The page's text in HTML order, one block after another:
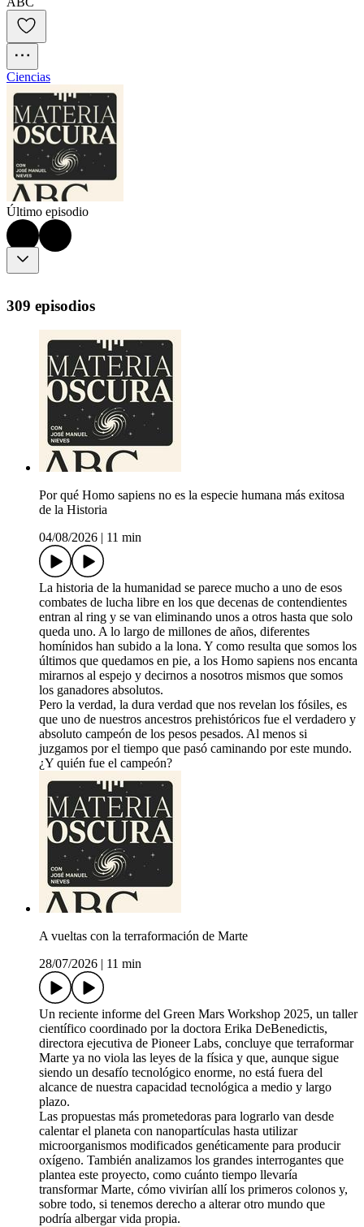
Ciencias
Último episodio
309 episodios
Por qué Homo sapiens no es la especie humana más exitosa
de la Historia
04/08/2026
11 min
La historia de la humanidad se parece mucho a uno de esos
combates de lucha libre en los que decenas de contendientes
entran al ring y se van eliminando unos a otros hasta que solo
queda uno. A lo largo de millones de años, diferentes
homínidos han subido a la lona. Y como resulta que somos los
últimos que quedamos en pie, a los Homo sapiens nos encanta
mirarnos al espejo y decirnos a nosotros mismos que somos
los ganadores absolutos.
Pero la verdad, la dura verdad que nos revelan los fósiles, es
que uno de nuestros ancestros prehistóricos fue el verdadero y
absoluto campeón de los pesos pesados. Al menos si
juzgamos por el tiempo que pasó caminando por este mundo.
¿Y quién fue el campeón?
A vueltas con la terraformación de Marte
28/07/2026
11 min
Un reciente informe del Green Mars Workshop 2025, un taller
científico coordinado por la doctora Erika DeBenedictis,
directora ejecutiva de Pioneer Labs, concluye que terraformar
Marte ya no viola las leyes de la física y que, aunque sigue
siendo un desafío tecnológico enorme, no está fuera del
alcance de nuestra capacidad tecnológica a medio y largo
plazo.
Las propuestas más prometedoras para lograrlo van desde
calentar el planeta con nanopartículas hasta utilizar
microorganismos modificados genéticamente para producir
oxígeno. También analizamos los grandes interrogantes que
plantea este proyecto, como cuánto tiempo llevaría
transformar Marte, cómo vivirían allí los primeros colonos y,
sobre todo, si tenemos derecho a alterar otro mundo que
podría albergar vida propia.